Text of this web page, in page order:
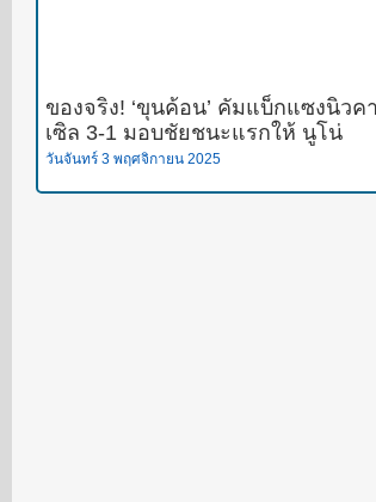
ของจริง! ‘ขุนค้อน’ คัมแบ็กแซงนิวค
เซิล 3-1 มอบชัยชนะแรกให้ นูโน่
วันจันทร์ 3 พฤศจิกายน 2025